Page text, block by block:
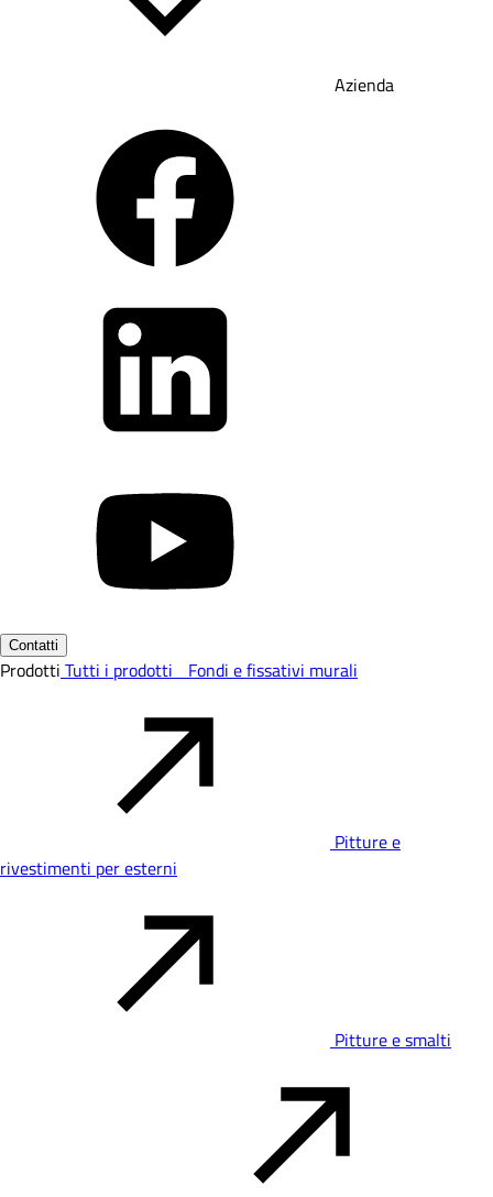
Azienda
Contatti
Prodotti Tutti i prodotti Fondi e fissativi murali
Pitture e
rivestimenti per esterni
Pitture e smalti